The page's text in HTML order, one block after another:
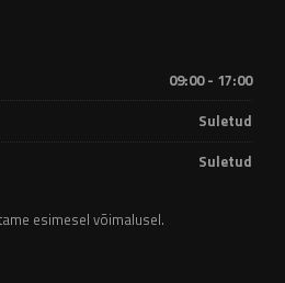
09:00 - 17:00
Suletud
Suletud
esimesel võimalusel.